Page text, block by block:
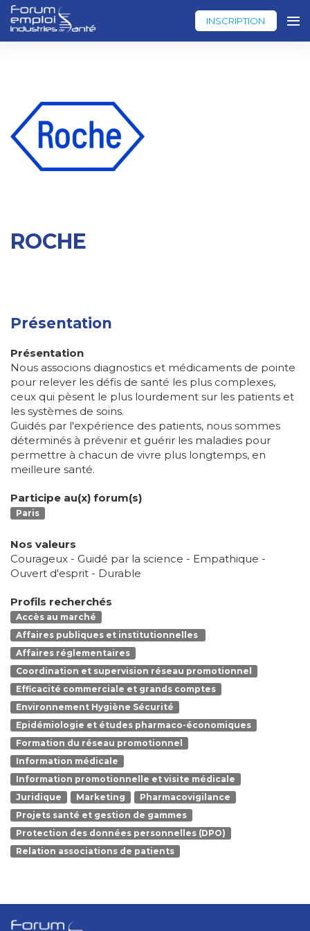
INSCRIPTION
ROCHE
Présentation
Présentation
Nous associons diagnostics et médicaments de pointe
pour relever les défis de santé les plus complexes,
ceux qui pèsent le plus lourdement sur les patients et
les systèmes de soins.
Guidés par l'expérience des patients, nous sommes
déterminés à prévenir et guérir les maladies pour
permettre à chacun de vivre plus longtemps, en
meilleure santé.
Participe au(x) forum(s)
Paris
Nos valeurs
Courageux - Guidé par la science - Empathique -
Ouvert d'esprit - Durable
Profils recherchés
Accès au marché
Affaires publiques et institutionnelles
Affaires réglementaires
Coordination et supervision réseau promotionnel
Efficacité commerciale et grands comptes
Environnement Hygiène Sécurité
Epidémiologie et études pharmaco-économiques
Formation du réseau promotionnel
Information médicale
Information promotionnelle et visite médicale
Juridique
Marketing
Pharmacovigilance
Projets santé et gestion de gammes
Protection des données personnelles (DPO)
Relation associations de patients